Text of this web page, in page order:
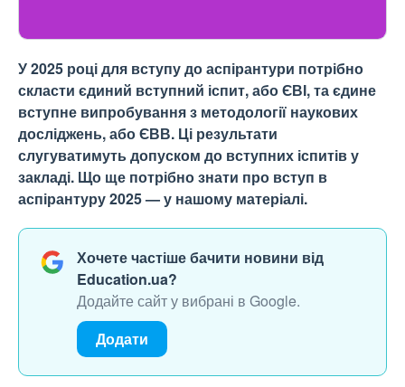
У 2025 році для вступу до аспірантури потрібно
скласти єдиний вступний іспит, або ЄВІ, та єдине
вступне випробування з методології наукових
досліджень, або ЄВВ. Ці результати
слугуватимуть допуском до вступних іспитів у
закладі. Що ще потрібно знати про вступ в
аспірантуру 2025 — у нашому матеріалі.
Хочете частіше бачити новини від
Education.ua?
Додайте сайт у вибрані в Google.
Додати